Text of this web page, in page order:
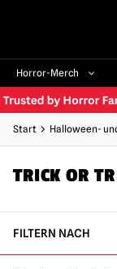
Horror-Merch
Start Halloween-
TRICK OR
FILTERN NACH